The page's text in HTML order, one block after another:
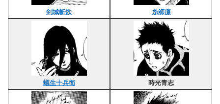
剣城斬鉄 糸師凛
蟻生十兵衛 時光青志